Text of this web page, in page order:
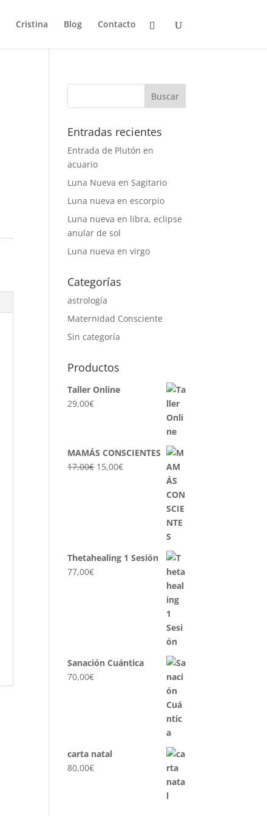
Cristina Blog Contacto
Entradas recientes
Entrada de Plutón en
acuario
Luna Nueva en Sagitario
Luna nueva en escorpio
Luna nueva en libra, eclipse
anular de sol
Luna nueva en virgo
Categorías
astrología
Maternidad Consciente
Sin categoría
Productos
Taller Online
29,00€
MAMÁS CONSCIENTES
17,00€ El
15,00€El
Thetahealing 1 Sesión
77,00€
Sanación Cuántica
70,00€
carta natal
80,00€